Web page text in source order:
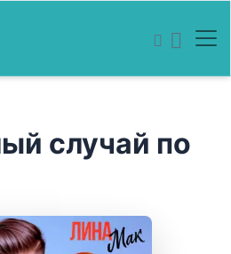
случай по